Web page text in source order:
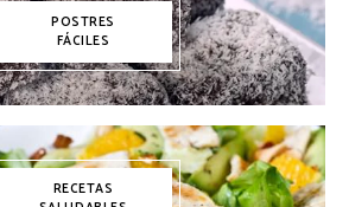
POSTRES
FÁCILES
RECETAS